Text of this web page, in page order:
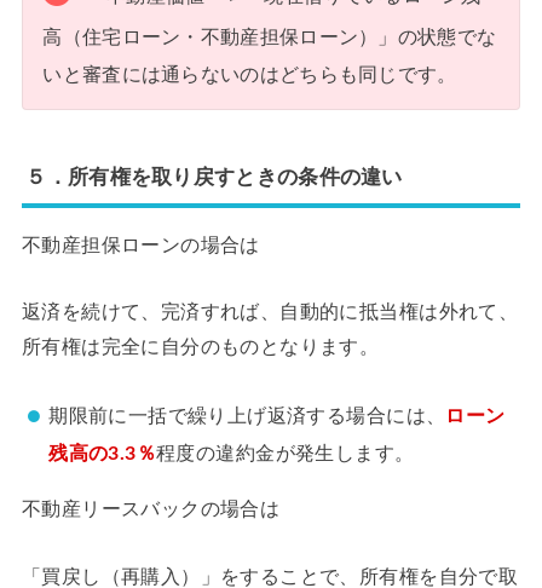
高（住宅ローン・不動産担保ローン）」の状態でな
いと審査には通らないのはどちらも同じです。
５．所有権を取り戻すときの条件の違い
不動産担保ローンの場合は
返済を続けて、完済すれば、自動的に抵当権は外れて、
所有権は完全に自分のものとなります。
期限前に一括で繰り上げ返済する場合には、
ローン
残高の3.3％程度の違約金が発生します。
不動産リースバックの場合は
「買戻し（再購入）」をすることで、所有権を自分で取